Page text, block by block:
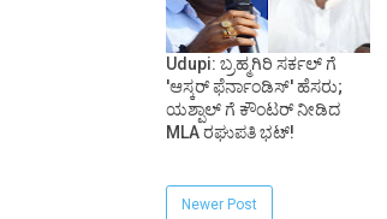
Udupi: ಬ್ರಹ್ಮಗಿರಿ ಸರ್ಕಲ್ ಗೆ
'ಆಸ್ಕರ್ ಫೆರ್ನಾಂಡಿಸ್' ಹೆಸರು;
ಯಶ್ಪಾಲ್ ಗೆ ಕೌಂಟರ್ ನೀಡಿದ
MLA ರಘುಪತಿ ಭಟ್!
Newer Post